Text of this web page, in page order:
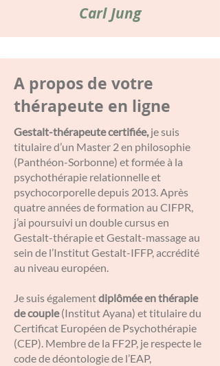
Carl Jung
A propos de votre
thérapeute en ligne
Gestalt-thérapeute certifiée,je suis
titulaire d’un Master 2 en philosophie
(Panthéon-Sorbonne) et formée à la
psychothérapie relationnelle et
psychocorporelle depuis 2013. Après
quatre années de formation au CIFPR,
j’ai poursuivi un double cursus en
Gestalt-thérapie et Gestalt-massage au
sein de l’Institut Gestalt-IFFP, accrédité
au niveau européen.
Je suis égalementdiplômée en thérapie
de couple(Institut Ayana) et titulaire du
Certificat Européen de Psychothérapie
(CEP). Membre de la FF2P, je respecte le
code de déontologie de l’EAP,